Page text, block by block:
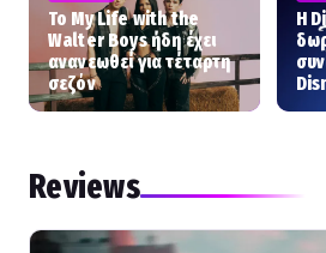
Το My Life with the
Walter Boys ήδη έχει
ανανεωθεί για τέταρτη
σεζόν
Η
Reviews